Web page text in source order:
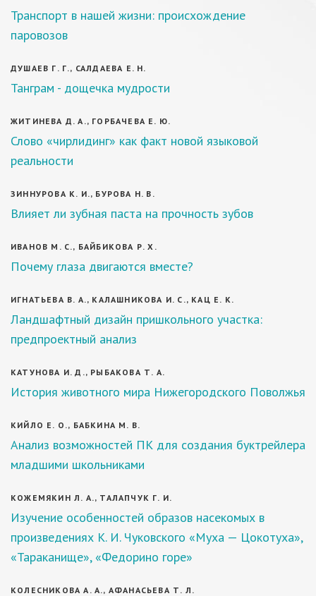
Транспорт в нашей жизни: происхождение
паровозов
ДУШАЕВ Г. Г., САЛДАЕВА Е. Н.
Танграм - дощечка мудрости
ЖИТИНЕВА Д. А., ГОРБАЧЕВА Е. Ю.
Слово «чирлидинг» как факт новой языковой
реальности
ЗИННУРОВА К. И., БУРОВА Н. В.
Влияет ли зубная паста на прочность зубов
ИВАНОВ М. С., БАЙБИКОВА Р. Х.
Почему глаза двигаются вместе?
ИГНАТЬЕВА В. А., КАЛАШНИКОВА И. С., КАЦ Е. К.
Ландшафтный дизайн пришкольного участка:
предпроектный анализ
КАТУНОВА И. Д., РЫБАКОВА Т. А.
История животного мира Нижегородского Поволжья
КИЙЛО Е. О., БАБКИНА М. В.
Анализ возможностей ПК для создания буктрейлера
младшими школьниками
КОЖЕМЯКИН Л. А., ТАЛАПЧУК Г. И.
Изучение особенностей образов насекомых в
произведениях К. И. Чуковского «Муха — Цокотуха»,
«Тараканище», «Федорино горе»
КОЛЕСНИКОВА А. А., АФАНАСЬЕВА Т. Л.